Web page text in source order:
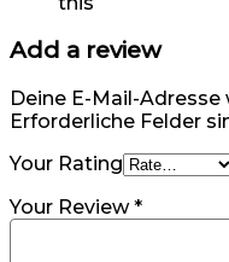
Add a review
Deine E-Mail-
Erforderliche Felder
Your Rating
Your Review*